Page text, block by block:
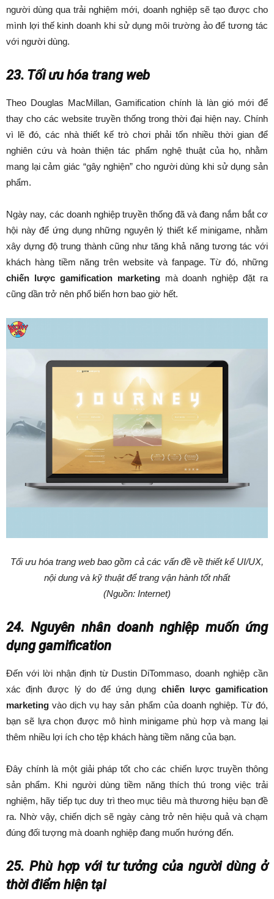
người dùng qua trải nghiệm mới, doanh nghiệp sẽ tạo được cho
mình lợi thế kinh doanh khi sử dụng môi trường ảo để tương tác
với người dùng.
23. Tối ưu hóa trang web
Theo Douglas MacMillan, Gamification chính là làn gió mới để
thay cho các website truyền thống trong thời đại hiện nay. Chính
vì lẽ đó, các nhà thiết kế trò chơi phải tốn nhiều thời gian để
nghiên cứu và hoàn thiện tác phẩm nghệ thuật của họ, nhằm
mang lại cảm giác “gây nghiện” cho người dùng khi sử dụng sản
phẩm.
Ngày nay, các doanh nghiệp truyền thống đã và đang nắm bắt cơ
hội này để ứng dụng những nguyên lý thiết kế minigame, nhằm
xây dựng độ trung thành cũng như tăng khả năng tương tác với
khách hàng tiềm năng trên website và fanpage. Từ đó, những
chiến lược gamification marketingmà doanh nghiệp đặt ra
cũng dần trở nên phổ biến hơn bao giờ hết.
Tối ưu hóa trang web bao gồm cả các vấn đề về thiết kế UI/UX,
nội dung và kỹ thuật để trang vận hành tốt nhất
(Nguồn: Internet)
24. Nguyên nhân doanh nghiệp muốn ứng
dụng gamification
Đến với lời nhận định từ Dustin DiTommaso, doanh nghiệp cần
xác định được lý do để ứng dụng chiến lược gamification
marketing vào dịch vụ hay sản phẩm của doanh nghiệp. Từ đó,
bạn sẽ lựa chọn được mô hình minigame phù hợp và mang lại
thêm nhiều lợi ích cho tệp khách hàng tiềm năng của bạn.
Đây chính là một giải pháp tốt cho các chiến lược truyền thông
sản phẩm. Khi người dùng tiềm năng thích thú trong việc trải
nghiệm, hãy tiếp tục duy trì theo mục tiêu mà thương hiệu bạn đề
ra. Nhờ vậy, chiến dịch sẽ ngày càng trở nên hiệu quả và chạm
đúng đối tượng mà doanh nghiệp đang muốn hướng đến.
25. Phù hợp với tư tưởng của người dùng ở
thời điểm hiện tại